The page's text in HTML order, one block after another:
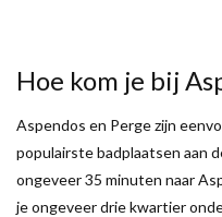
Hoe kom je bij
Aspendos en Perge zijn
populairste badplaatsen aan
ongeveer 35 minuten naar
je ongeveer drie kwartier